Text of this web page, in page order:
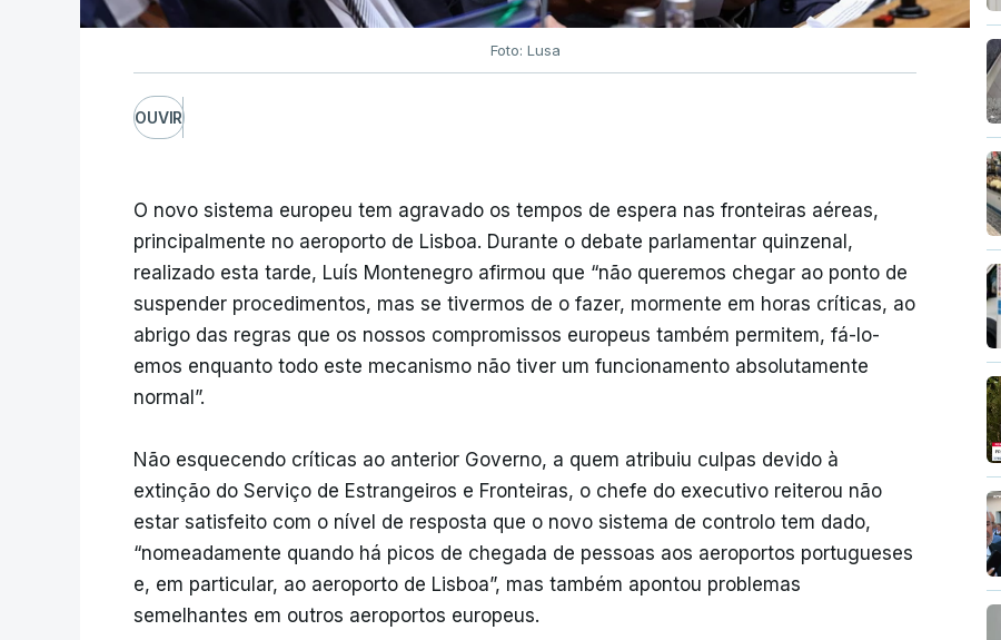
Foto: Lusa
OUVIR
O novo sistema europeu tem agravado os tempos de espera nas fronteiras aéreas,
principalmente no aeroporto de Lisboa. Durante o debate parlamentar quinzenal,
realizado esta tarde, Luís Montenegro afirmou que “não queremos chegar ao ponto de
suspender procedimentos, mas se tivermos de o fazer, mormente em horas críticas, ao
abrigo das regras que os nossos compromissos europeus também permitem, fá-lo-
emos enquanto todo este mecanismo não tiver um funcionamento absolutamente
normal”.
Não esquecendo críticas ao anterior Governo, a quem atribuiu culpas devido à
extinção do Serviço de Estrangeiros e Fronteiras, o chefe do executivo reiterou não
estar satisfeito com o nível de resposta que o novo sistema de controlo tem dado,
“nomeadamente quando há picos de chegada de pessoas aos aeroportos portugueses
e, em particular, ao aeroporto de Lisboa”, mas também apontou problemas
semelhantes em outros aeroportos europeus.